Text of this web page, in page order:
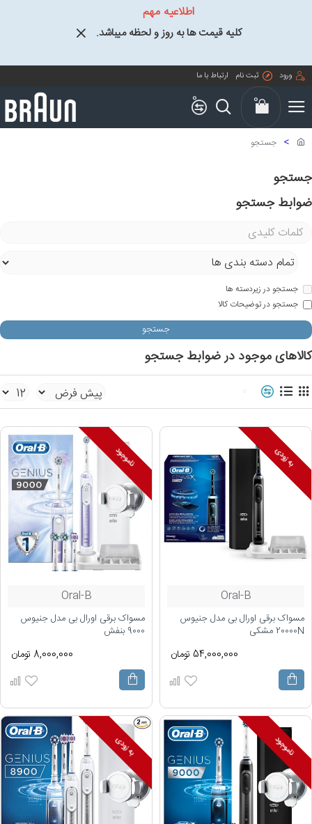
اطلاعیه مهم
کلیه قیمت ها به روز و لحظه میباشد.
ورود ثبت نام ارتباط با ما
0 0
جستجو
جستجو
ضوابط جستجو
جستجو در زیردسته ها
جستجو در توضیحات کالا
جستجو
کالاهای موجود در ضوابط جستجو
به زودی
Oral-B
مسواک برقی اورال بی مدل جنیوس
20000N مشکی
54,000,000 تومان
ناموجود
Oral-B
مسواک برقی اورال بی مدل جنیوس
9000 بنفش
8,000,000 تومان
ناموجود به زودی